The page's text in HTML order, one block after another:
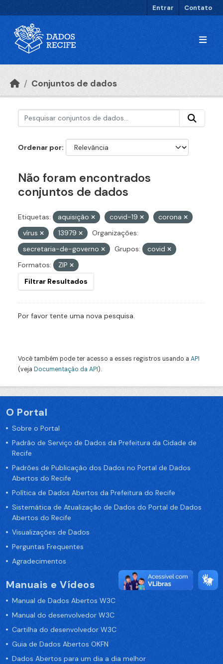
Entrar Contato
Conjuntos de dados
Ordenar por
Não foram encontrados
conjuntos de dados
Etiquetas: aquisição covid-19
corona
vírus
13979
Organizações:
secretaria-de-governo
Grupos:
covid
Formatos:
ZIP
Filtrar Resultados
Por favor tente uma nova pesquisa.
Você também pode ter acesso a esses registros usando a API
(veja Documentação da API).
O Portal
Sobre o Portal
Padrão de Serviço de Dados da Prefeitura da Cidade de
Recife
Padrões de Publicação dos Dados no Portal de Dados
Abertos do Recife
Política de Dados Abertos da Prefeitura do Recife
Sistemática de Atualização de Dados do Portal de Dados
Abertos do Recife
Visualizações de Dados
Perguntas Frequentes
Agradecimentos
Manuais e Vídeos
Manual de Dados Abertos W3C
Manual do desenvolvedor W3C
Cartilha do desenvolvedor W3C
Guia de Dados Abertos OKFN
Dados Abertos para um dia a dia melhor